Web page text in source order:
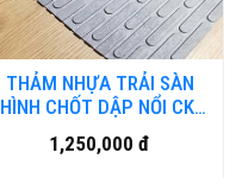
THẢM NHỰA TRẢI SÀN
HÌNH CHỐT DẬP NỔI CK-
HM.01
1,250,000 đ